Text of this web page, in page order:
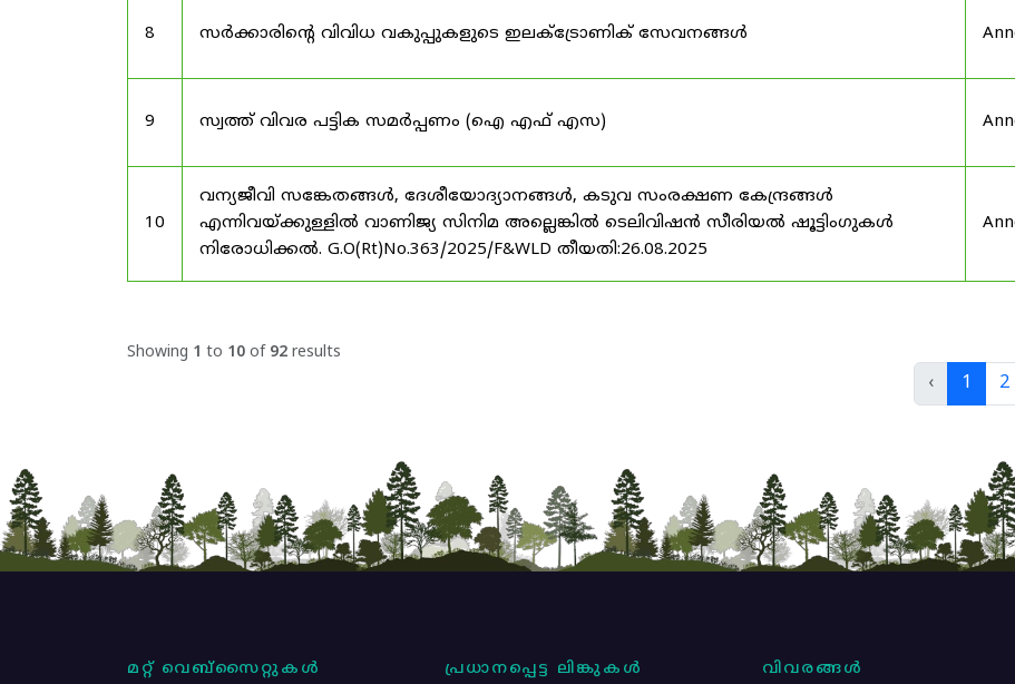
8 സർക്കാരിന്റെ വിവിധ വകുപ്പുകളുടെ ഇലക്ട്രോണിക് സേവനങ്ങൾ
9 സ്വത്ത് വിവര പട്ടിക സമർപ്പണം (ഐ എഫ് എസ)
10
വന്യജീവി സങ്കേതങ്ങൾ, ദേശീയോദ്യാനങ്ങൾ, കടുവ സംരക്ഷണ കേന്ദ്രങ്ങൾ
എന്നിവയ്ക്കുള്ളിൽ വാണിജ്യ സിനിമ അല്ലെങ്കിൽ ടെലിവിഷൻ സീരിയൽ ഷൂട്ടിംഗുകൾ
നിരോധിക്കൽ. G.O(Rt)No.363/2025/F&WLD തീയതി:26.08.2025
Showing 1 to 10 of 92 results
‹ 1 2
മറ്റ് വെബ്സൈറ്റുകൾ പ്രധാനപ്പെട്ട ലിങ്കുകൾ വിവരങ്ങൾ